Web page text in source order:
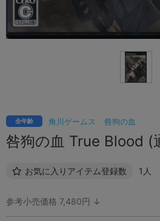
角川ゲームス 咎狗の血
全年齢
咎狗の血 True Blood (
お気に入りアイテム登録数 1人
参考小売価格 7,480円 ↓